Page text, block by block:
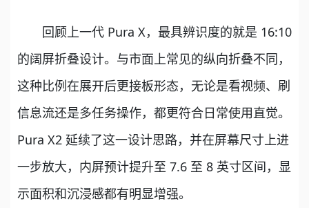
回顾上一代 Pura X，最具辨识度的就是 16:10
的阔屏折叠设计。与市面上常见的纵向折叠不同，
这种比例在展开后更接板形态，无论是看视频、刷
信息流还是多任务操作，都更符合日常使用直觉。
Pura X2 延续了这一设计思路，并在屏幕尺寸上进
一步放大，内屏预计提升至 7.6 至 8 英寸区间，显
示面积和沉浸感都有明显增强。